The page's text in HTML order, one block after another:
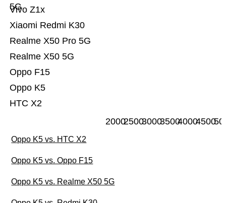
HTC X2
Oppo K5
Oppo F15
Realme X50 5G
Realme X50 Pro 5G
Xiaomi Redmi K30
Vivo Z1x
5G
200025003000350040004500
Oppo K5 vs. HTC X2
Oppo K5 vs. Oppo F15
Oppo K5 vs. Realme X50 5G